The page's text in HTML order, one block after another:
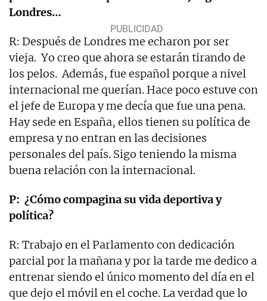
Londres…
R: Después de Londres me echaron por ser
vieja. Yo creo que ahora se estarán tirando de
los pelos. Además, fue español porque a nivel
internacional me querían. Hace poco estuve con
el jefe de Europa y me decía que fue una pena.
Hay sede en España, ellos tienen su política de
empresa y no entran en las decisiones
personales del país. Sigo teniendo la misma
buena relación con la internacional.
P: ¿Cómo compagina su vida deportiva y
política?
R: Trabajo en el Parlamento con dedicación
parcial por la mañana y por la tarde me dedico a
entrenar siendo el único momento del día en el
que dejo el móvil en el coche. La verdad que lo